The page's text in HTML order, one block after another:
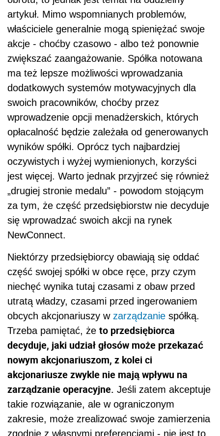
artykuł. Mimo wspomnianych problemów,
właściciele generalnie mogą spieniężać swoje
akcje - choćby czasowo - albo też ponownie
zwiększać zaangażowanie. Spółka notowana
ma też lepsze możliwości wprowadzania
dodatkowych systemów motywacyjnych dla
swoich pracowników, choćby przez
wprowadzenie opcji menadżerskich, których
opłacalność będzie zależała od generowanych
wyników spółki. Oprócz tych najbardziej
oczywistych i wyżej wymienionych, korzyści
jest więcej. Warto jednak przyjrzeć się również
„drugiej stronie medalu” - powodom stojącym
za tym, że część przedsiębiorstw nie decyduje
się wprowadzać swoich akcji na rynek
NewConnect.
Niektórzy przedsiębiorcy obawiają się oddać
część swojej spółki w obce ręce, przy czym
niechęć wynika tutaj czasami z obaw przed
utratą władzy, czasami przed ingerowaniem
obcych akcjonariuszy w zarządzanie spółką.
Trzeba pamiętać, że to przedsiębiorca
decyduje, jaki udział głosów może przekazać
nowym akcjonariuszom, z kolei ci
akcjonariusze zwykle nie mają wpływu na
zarządzanie operacyjne. Jeśli zatem akceptuje
takie rozwiązanie, ale w ograniczonym
zakresie, może zrealizować swoje zamierzenia
zgodnie z własnymi preferencjami - nie jest to